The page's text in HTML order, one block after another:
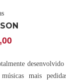
mais